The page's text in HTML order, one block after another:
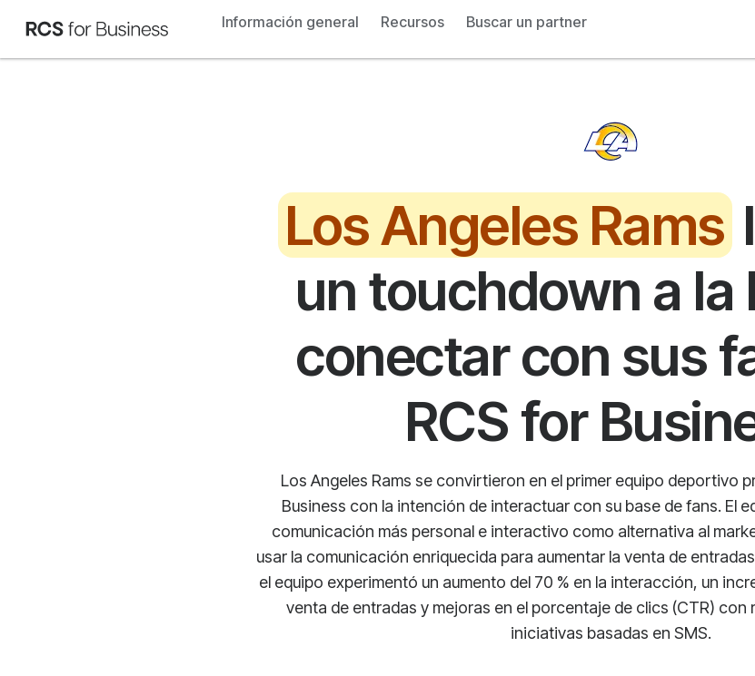
Información general Recursos Buscar un partner
Los Angeles Rams
un touchdown a la
conectar con sus
RCS for
Los Angeles Rams se convirtieron en el primer equipo deportivo
Business con la intención de interactuar con su base de fans. El
comunicación más personal e interactivo como alternativa al
usar la comunicación enriquecida para aumentar la venta de
el equipo experimentó un aumento del 70 % en la interacción, un
venta de entradas y mejoras en el porcentaje de clics (CTR)
iniciativas basadas en SMS.